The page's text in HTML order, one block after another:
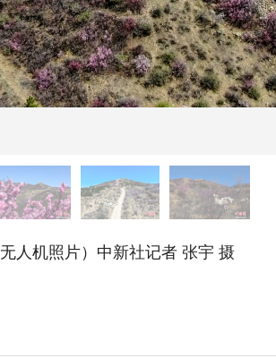
人机照片）中新社记者 张宇 摄